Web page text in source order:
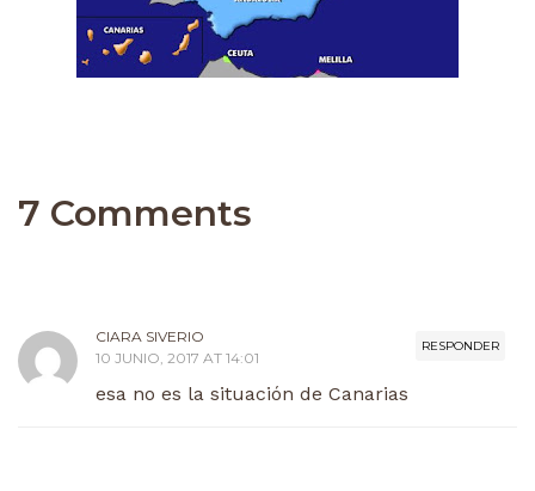
7 Comments
RESPONDER
CIARA SIVERIO
10 JUNIO, 2017 AT 14:01
esa no es la situación de Canarias